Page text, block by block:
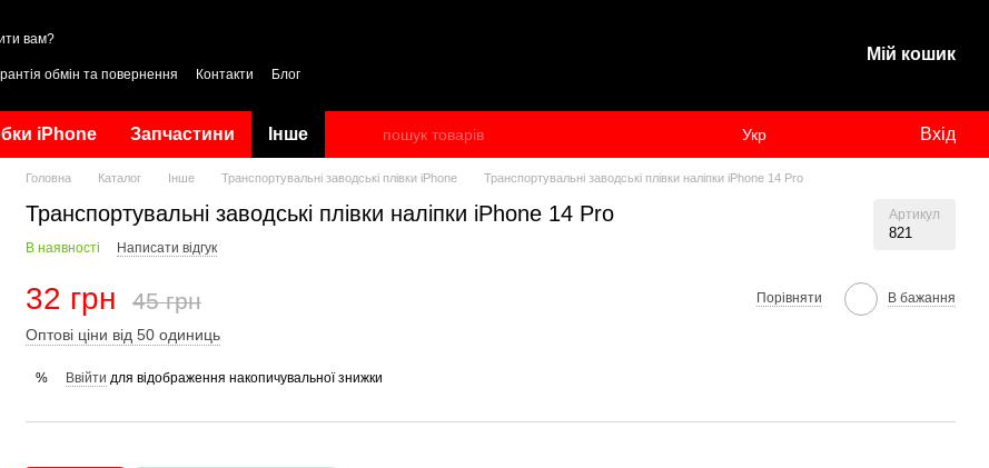
вам?
обмін та повернення Контакти Блог
Мій кошик
iPhone Запчастини Інше Укр Вхід
Головна Каталог Інше Транспортувальні заводські плівки iPhone Транспортувальні заводські плівки наліпки iPhone 14 Pro
Транспортувальні заводські плівки наліпки iPhone 14 Pro Артикул
821
В наявності Написати відгук
32 грн 45 грн Порівняти В бажання
Оптові ціни від 50 одиниць
% Ввійти для відображення накопичувальної знижки